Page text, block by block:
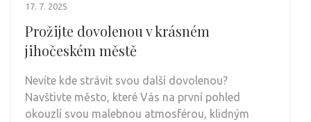
17. 7. 2025
Prožijte dovolenou v krásném
jihočeském městě
Nevíte kde strávit svou další dovolenou?
Navštivte město, které Vás na první pohled
okouzlí svou malebnou atmosférou, klidným